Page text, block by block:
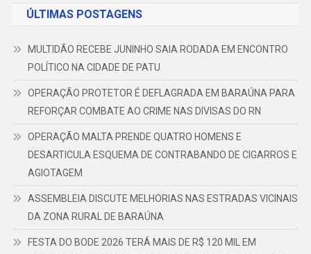
ÚLTIMAS POSTAGENS
MULTIDÃO RECEBE JUNINHO SAIA RODADA EM ENCONTRO
POLÍTICO NA CIDADE DE PATU
OPERAÇÃO PROTETOR É DEFLAGRADA EM BARAÚNA PARA
REFORÇAR COMBATE AO CRIME NAS DIVISAS DO RN
OPERAÇÃO MALTA PRENDE QUATRO HOMENS E
DESARTICULA ESQUEMA DE CONTRABANDO DE CIGARROS E
AGIOTAGEM
ASSEMBLEIA DISCUTE MELHORIAS NAS ESTRADAS VICINAIS
DA ZONA RURAL DE BARAÚNA
FESTA DO BODE 2026 TERÁ MAIS DE R$ 120 MIL EM